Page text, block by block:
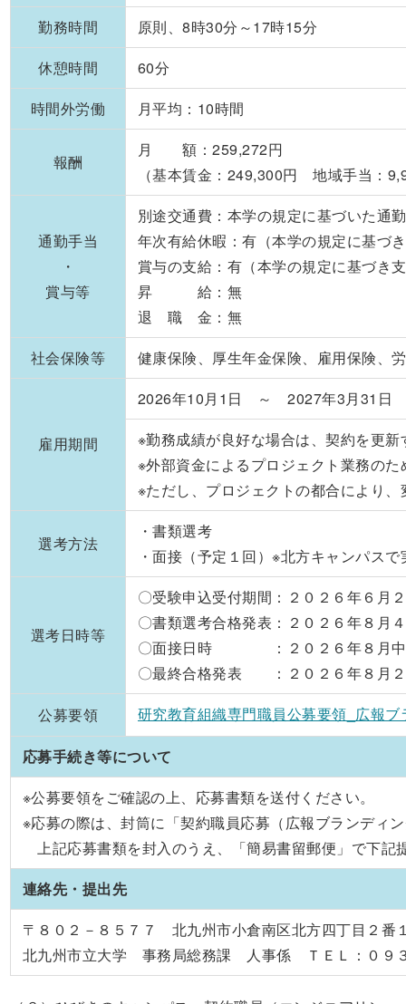
勤務時間
原則、8時30分～17時15分
休憩時間
60分
時間外労働
月平均：10時間
報酬
月 額：259,272円
（基本賃金：249,300円 地域手当：
通勤手当
・
賞与等
別途交通費：本学の規定に基づいた通
年次有給休暇：有（本学の規定に基づ
賞与の支給：有（本学の規定に基づき
昇 給：無
退 職 金：無
社会保険等
健康保険、厚生年金保険、雇用保険、
雇用期間
2026年10月1日 ～ 2027年3月31日
※勤務成績が良好な場合は、契約を更
※外部資金によるプロジェクト業務の
※ただし、プロジェクトの都合により
選考方法
・書類選考
・面接（予定１回）※北方キャンパス
選考日時等
〇受験申込受付期間：２０２６年６月
〇書類選考合格発表：２０２６年８
〇面接日時 ：２０２６年８月中旬
〇最終合格発表 ：２０２６年８月２
公募要領
研究教育組織専門職員公募要領_広報
応募手続き等について
※公募要領をご確認の上、応募書類を送付ください。
※応募の際は、封筒に「契約職員応募（広報ブランディ
上記応募書類を封入のうえ、「簡易書留郵便」で下記
連絡先・提出先
〒８０２－８５７７ 北九州市小倉南区北方四丁目２番
北九州市立大学 事務局総務課 人事係 ＴＥＬ：０９